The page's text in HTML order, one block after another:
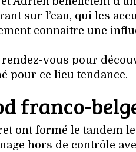
sur l’eau, qui les
connaitre une
vous pour
pour ce lieu tendance.
franco-
ont formé le tandem
hors de contrôle